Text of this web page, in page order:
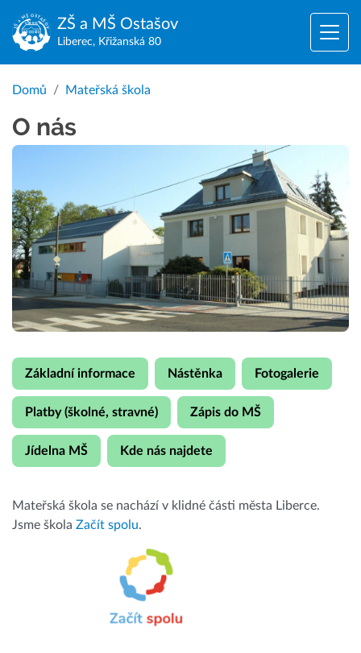
ZŠ a MŠ Ostašov
Liberec, Křižanská 80
Domů Mateřská škola
O nás
Základní informace Nástěnka Fotogalerie
Platby (školné, stravné) Zápis do MŠ
Jídelna MŠ Kde nás najdete
Mateřská škola se nachází v klidné části města Liberce.
Jsme škola Začít spolu.